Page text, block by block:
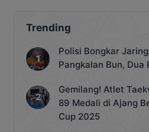
Trending
Polisi Bongkar
Pangkalan Bun, Dua
Gemilang! Atlet
89 Medali di Ajang
Cup 2025